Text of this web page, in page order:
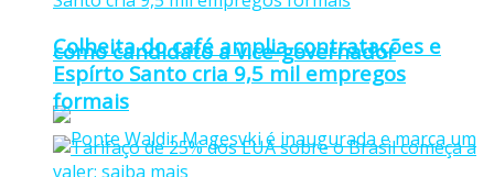
como candidato a vice-governador
Colheita do café amplia contratações e
Espírto Santo cria 9,5 mil empregos
formais